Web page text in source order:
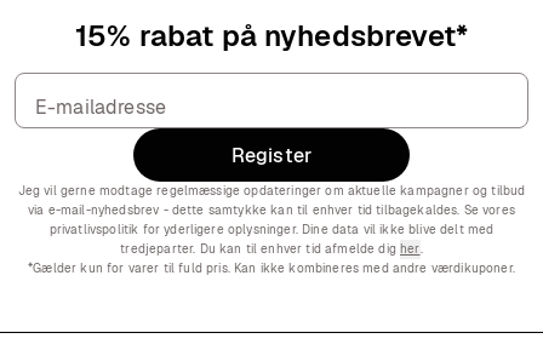
15% rabat på nyhedsbrevet*
Register
Jeg vil gerne modtage regelmæssige opdateringer om aktuelle kampagner og tilbud
via e-mail-nyhedsbrev - dette samtykke kan til enhver tid tilbagekaldes. Se vores
privatlivspolitik for yderligere oplysninger. Dine data vil ikke blive delt med
tredjeparter. Du kan til enhver tid afmelde digher.
*Gælder kun for varer til fuld pris. Kan ikke kombineres med andre værdikuponer.